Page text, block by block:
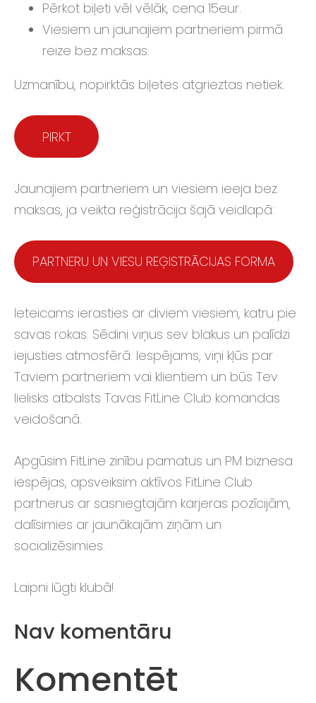
Pērkot biļeti vēl vēlāk, cena 15eur.
Viesiem un jaunajiem partneriem pirmā
reize bez maksas.
Uzmanību, nopirktās biļetes atgrieztas netiek.
PIRKT
Jaunajiem partneriem un viesiem ieeja bez
maksas, ja veikta reģistrācija šajā veidlapā:
PARTNERU UN VIESU REĢISTRĀCIJAS FORMA
Ieteicams ierasties ar diviem viesiem, katru pie
savas rokas. Sēdini viņus sev blakus un palīdzi
iejusties atmosfērā. Iespējams, viņi kļūs par
Taviem partneriem vai klientiem un būs Tev
lielisks atbalsts Tavas FitLine Club komandas
veidošanā.
Apgūsim FitLine zinību pamatus un PM biznesa
iespējas, apsveiksim aktīvos FitLine Club
partnerus ar sasniegtajām karjeras pozīcijām,
dalīsimies ar jaunākajām ziņām un
socializēsimies.
Laipni lūgti klubā!
Nav komentāru
Komentēt